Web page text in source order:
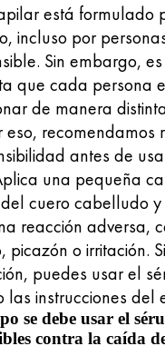
está formulado
incluso por
Sin embargo,
que cada persona
de manera
eso, recomendamos
antes de
una pequeña
cuero cabelludo y
reacción adversa,
picazón o irritación.
puedes usar el
las instrucciones del
se debe usar el
contra la caída